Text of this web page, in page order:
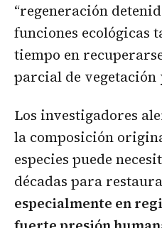
“regeneración
funciones ecológicas
tiempo en
parcial de vegetación
Los investigadores
la composición
especies puede
décadas para
especialmente en